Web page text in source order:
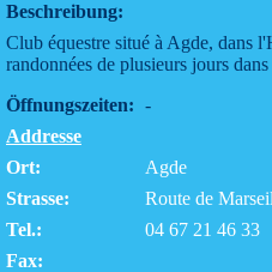
Beschreibung:
Club équestre situé à Agde, dans
randonnées de plusieurs jours
Öffnungszeiten: -
Addresse
Ort:
Agde
Strasse:
Route de
Tel.:
04 67 21 46 33
Fax: